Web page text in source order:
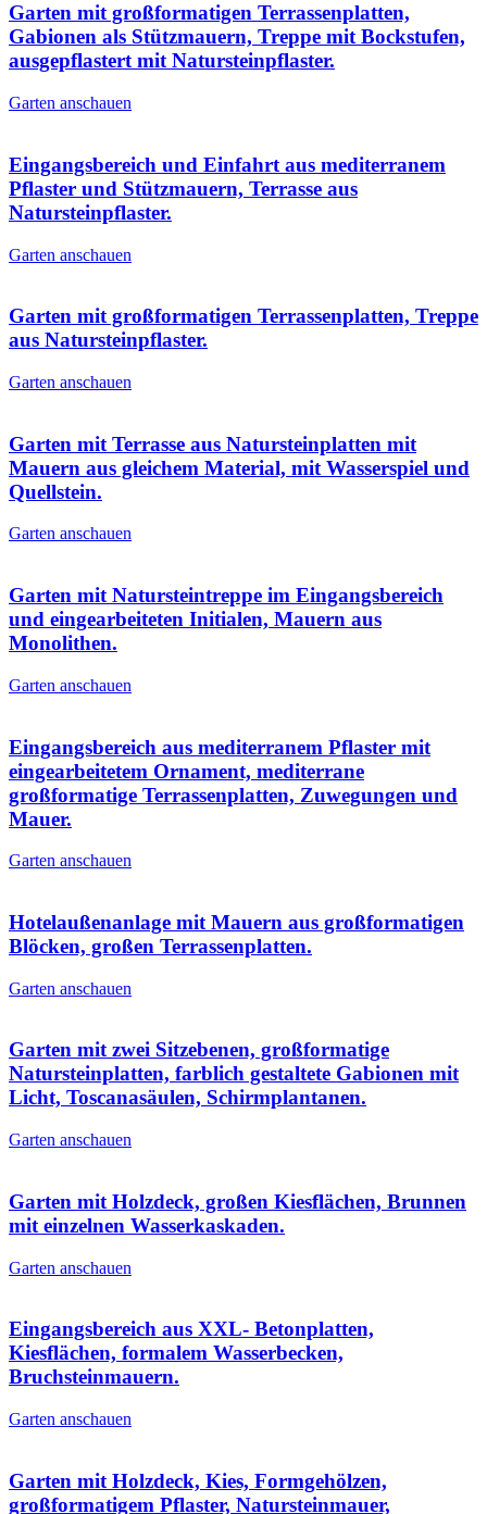
Garten mit großformatigen Terrassenplatten,
Gabionen als Stützmauern, Treppe mit Bockstufen,
ausgepflastert mit Natursteinpflaster.
Garten anschauen
Eingangsbereich und Einfahrt aus mediterranem
Pflaster und Stützmauern, Terrasse aus
Natursteinpflaster.
Garten anschauen
Garten mit großformatigen Terrassenplatten, Treppe
aus Natursteinpflaster.
Garten anschauen
Garten mit Terrasse aus Natursteinplatten mit
Mauern aus gleichem Material, mit Wasserspiel und
Quellstein.
Garten anschauen
Garten mit Natursteintreppe im Eingangsbereich
und eingearbeiteten Initialen, Mauern aus
Monolithen.
Garten anschauen
Eingangsbereich aus mediterranem Pflaster mit
eingearbeitetem Ornament, mediterrane
großformatige Terrassenplatten, Zuwegungen und
Mauer.
Garten anschauen
Hotelaußenanlage mit Mauern aus großformatigen
Blöcken, großen Terrassenplatten.
Garten anschauen
Garten mit zwei Sitzebenen, großformatige
Natursteinplatten, farblich gestaltete Gabionen mit
Licht, Toscanasäulen, Schirmplantanen.
Garten anschauen
Garten mit Holzdeck, großen Kiesflächen, Brunnen
mit einzelnen Wasserkaskaden.
Garten anschauen
Eingangsbereich aus XXL- Betonplatten,
Kiesflächen, formalem Wasserbecken,
Bruchsteinmauern.
Garten anschauen
Garten mit Holzdeck, Kies, Formgehölzen,
großformatigem Pflaster, Natursteinmauer,